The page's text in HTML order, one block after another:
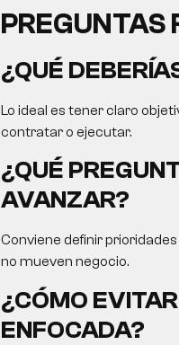
PREGUNTAS
¿QUÉ
Lo ideal es tener claro
contratar o ejecutar.
¿QUÉ
AVANZAR?
Conviene definir
no mueven negocio.
¿CÓMO
ENFOCADA?